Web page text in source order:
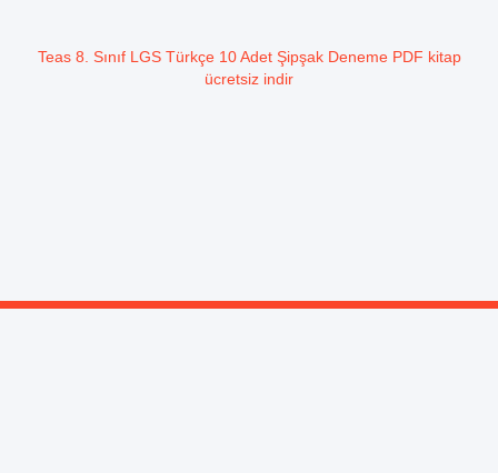
Teas 8. Sınıf LGS Türkçe 10 Adet Şipşak Deneme PDF kitap
ücretsiz indir